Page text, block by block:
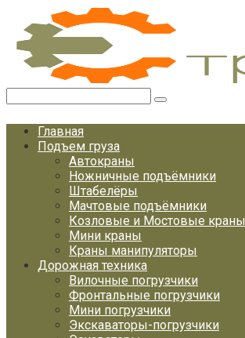
Перейти
контенту
Главная
Подъем груза
Автокраны
Ножничные подъёмники
Штабелёры
Мачтовые подъёмники
Козловые и Мостовые краны
Мини краны
Краны манипуляторы
Дорожная техника
Вилочные погрузчики
Фронтальные погрузчики
Мини погрузчики
Экскаваторы-погрузчики